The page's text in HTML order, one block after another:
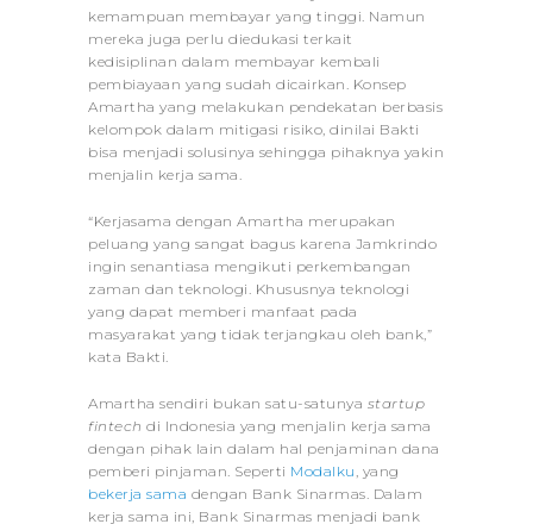
kemampuan membayar yang tinggi. Namun
mereka juga perlu diedukasi terkait
kedisiplinan dalam membayar kembali
pembiayaan yang sudah dicairkan. Konsep
Amartha yang melakukan pendekatan berbasis
kelompok dalam mitigasi risiko, dinilai Bakti
bisa menjadi solusinya sehingga pihaknya yakin
menjalin kerja sama.
“Kerjasama dengan Amartha merupakan
peluang yang sangat bagus karena Jamkrindo
ingin senantiasa mengikuti perkembangan
zaman dan teknologi. Khususnya teknologi
yang dapat memberi manfaat pada
masyarakat yang tidak terjangkau oleh bank,”
kata Bakti.
Amartha sendiri bukan satu-satunya startup
fintech di Indonesia yang menjalin kerja sama
dengan pihak lain dalam hal penjaminan dana
pemberi pinjaman. Seperti Modalku , yang
bekerja sama dengan Bank Sinarmas. Dalam
kerja sama ini, Bank Sinarmas menjadi bank